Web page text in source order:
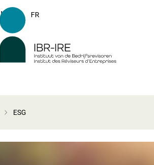
Login FR
ESG